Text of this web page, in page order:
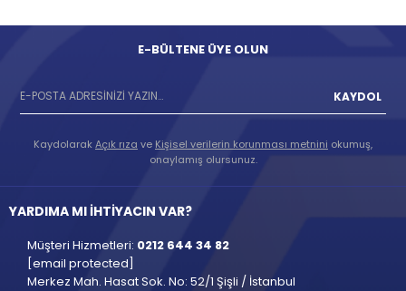
E-BÜLTENE ÜYE OLUN
KAYDOL
KaydolarakAçık rıza ve Kişisel verilerin korunması metnini okumuş,
onaylamış olursunuz.
YARDIMA MI İHTİYACIN VAR?
Müşteri Hizmetleri: 0212 644 34 82
[email protected]
Merkez Mah. Hasat Sok. No: 52/1 Şişli / İstanbul